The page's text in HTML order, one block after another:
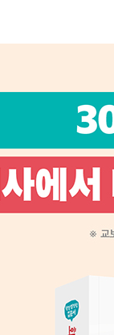
제하기 ★우선순위
기
이터 열 채우기
/영문 모드 설정하기